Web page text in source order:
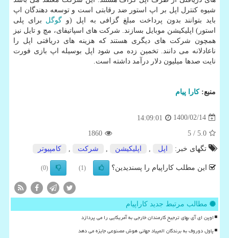
شیوه کنترل اپل بر اپ استور ضد رقابتی است و توسعه دهندگان اپ
باید بتوانند بدون پرداخت مبلغ گزافی به اپل (و گوگل برای پلی
استور) اپلیکیشن موبایل بسازند. شرکت های اسپاتیفای، مچ و تایل نیز
همچون شرکت های دیگری هستند که هزینه های دریافتی اپل را
ناعادلانه می دانند. تخمین زده می شود اپل بوسیله اپ بازی فورت
نایت صدها میلیون دلار درآمد داشته است.
منبع:كارا پیام
1400/02/14
14:09:01
5.0
/ 5
1860
تگهای خبر:
اپل اپلیكیشن شركت كامپیوتر
این مطلب کاراپیام را پسندیدین؟ (1)
(0)
مطالب مرتبط جدید کاراپیام
اوپن ای آی بهای ترجیح کارمندان خارجی به آمریکایی را می پردازد
پاول دوروف به برندگان المپیاد جهانی هوش مصنوعی جایزه می دهد